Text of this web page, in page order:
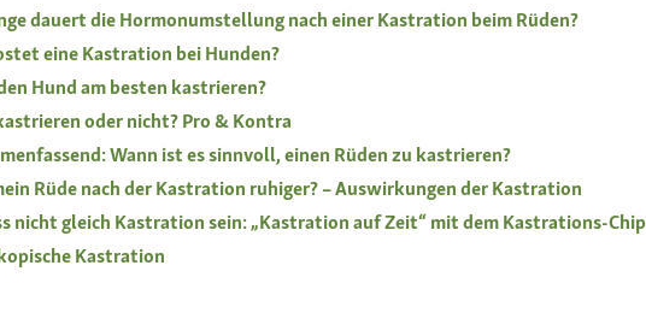
dauert die Hormonumstellung nach einer Kastration beim Rüden?
eine Kastration bei Hunden?
Hund am besten kastrieren?
oder nicht? Pro & Kontra
Wann ist es sinnvoll, einen Rüden zu kastrieren?
Rüde nach der Kastration ruhiger? – Auswirkungen der Kastration
nicht gleich Kastration sein: „Kastration auf Zeit“ mit dem Kastrations-Chip
Kastration